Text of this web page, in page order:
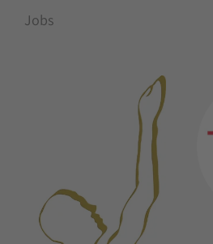
Jobs
MITGLIEDSCHAFTEN